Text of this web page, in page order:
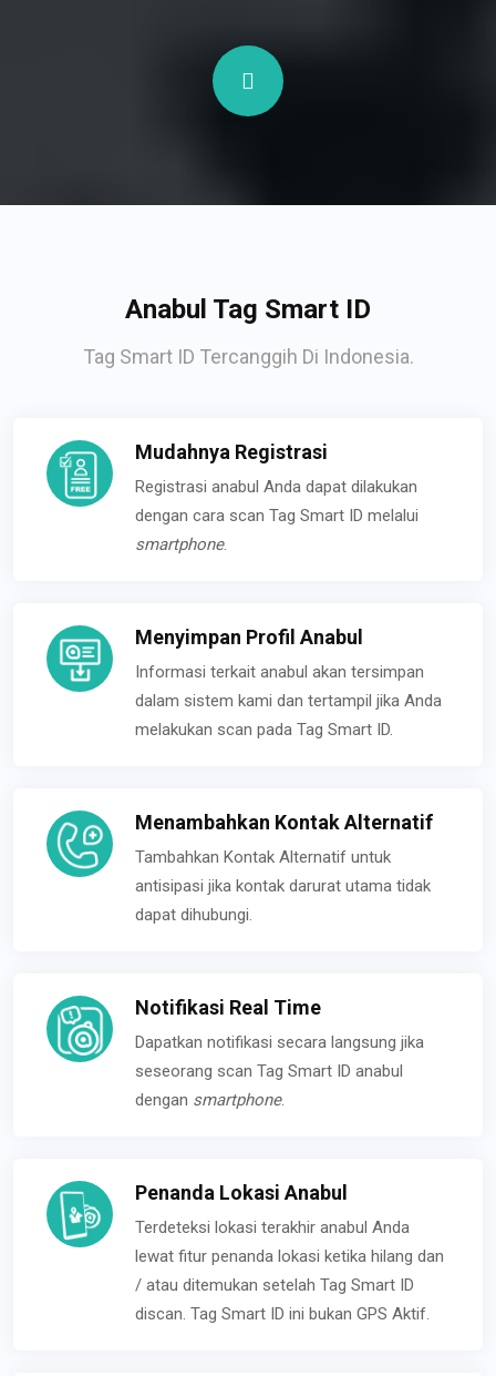
Anabul Tag Smart ID
Tag Smart ID Tercanggih Di Indonesia.
Mudahnya Registrasi
Registrasi anabul Anda dapat dilakukan
dengan cara scan Tag Smart ID melalui
smartphone.
Menyimpan Profil Anabul
Informasi terkait anabul akan tersimpan
dalam sistem kami dan tertampil jika Anda
melakukan scan pada Tag Smart ID.
Menambahkan Kontak Alternatif
Tambahkan Kontak Alternatif untuk
antisipasi jika kontak darurat utama tidak
dapat dihubungi.
Notifikasi Real Time
Dapatkan notifikasi secara langsung jika
seseorang scan Tag Smart ID anabul
dengan smartphone.
Penanda Lokasi Anabul
Terdeteksi lokasi terakhir anabul Anda
lewat fitur penanda lokasi ketika hilang dan
/ atau ditemukan setelah Tag Smart ID
discan. Tag Smart ID ini bukan GPS Aktif.